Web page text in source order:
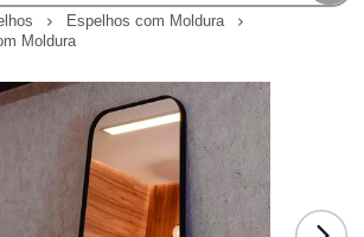
Espelhos com Moldura
Moldura